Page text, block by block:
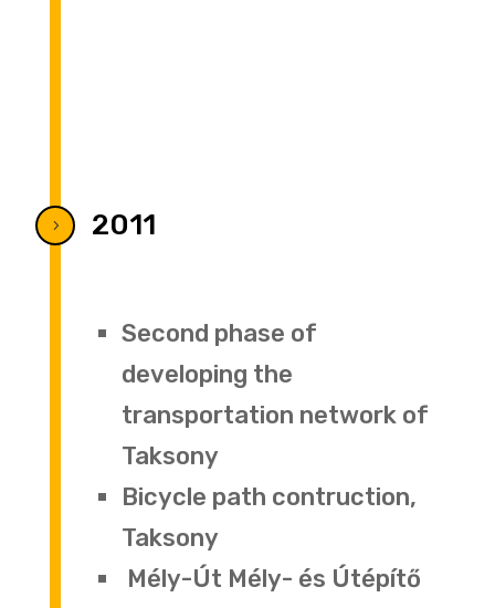
5 2011
Second phase of
developing the
transportation network of
Taksony
Bicycle path contruction,
Taksony
Mély-Út Mély- és Útépítő